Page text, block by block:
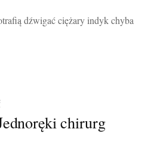
dźwigać ciężary indyk chyba
chirurg